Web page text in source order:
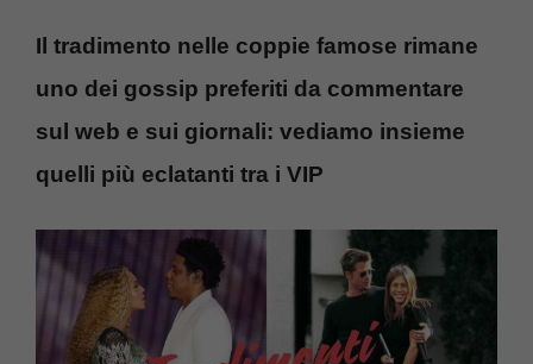
Il tradimento nelle coppie famose rimane
uno dei gossip preferiti da commentare
sul web e sui giornali: vediamo insieme
quelli più eclatanti tra i VIP